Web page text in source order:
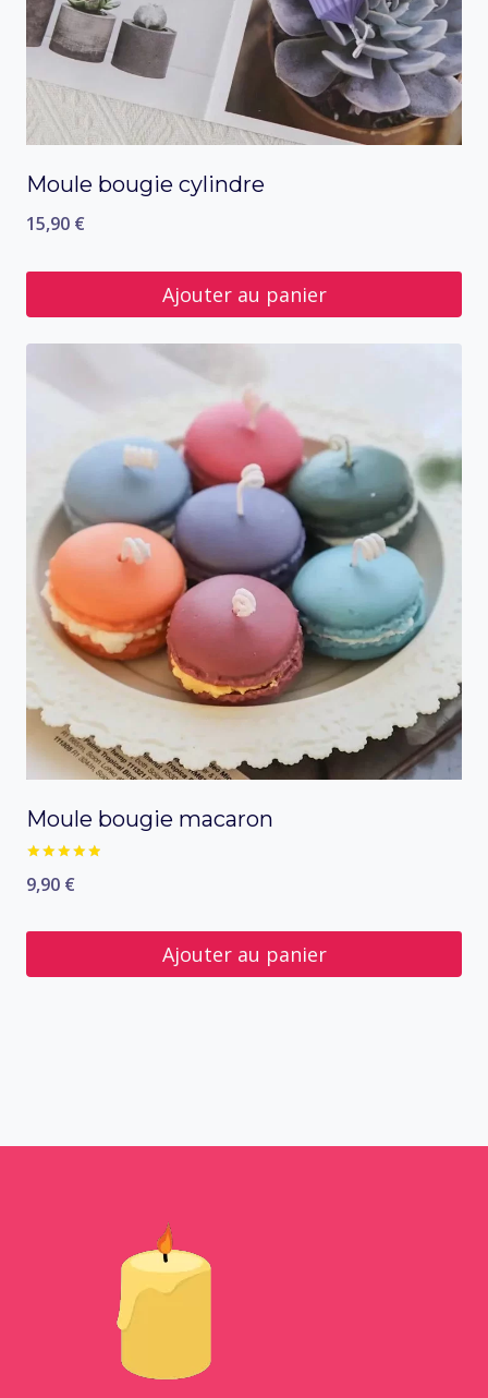
choisies
sur
la
page
du
produit
Moule bougie cylindre
15,90 €
Ajouter au panier
Moule bougie macaron
Note5.00
9,90 €
Ajouter au panier